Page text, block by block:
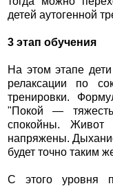
детей аутогенной
3 этап обучения
На этом этапе
релаксации по
тренировки.
"Покой —
спокойны.
напряжены.
будет точно таким
С этого уровня